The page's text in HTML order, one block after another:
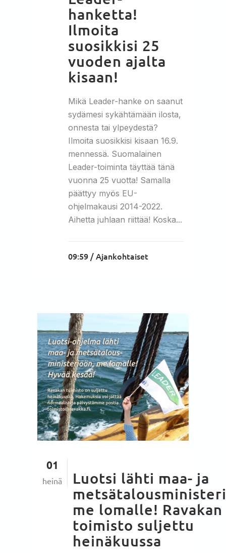
hanketta!
Ilmoita
suosikkisi 25
vuoden ajalta
kisaan!
Mikä Leader-hanke on saanut
sydämesi sykähtämään ilosta,
onnesta tai ylpeydestä?
Ilmoita suosikkisi kisaan 16.9.
mennessä. Suomalainen
Leader-toiminta täyttää tänä
vuonna 25 vuotta! Samalla
päättyy myös EU-
ohjelmakausi 2014-2022.
Aihetta juhlaan riittää! Koska...
09:59 /Ajankohtaiset
01
heinä
Luotsi lähti maa- ja
me lomalle! Ravakan
toimisto suljettu
heinäkuussa